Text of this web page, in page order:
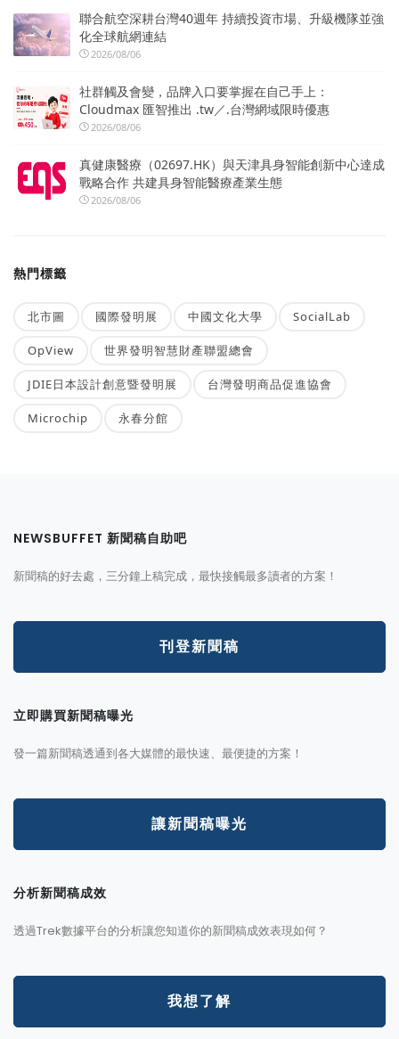
聯合航空深耕台灣40週年 持續投資市場、升級機隊並強
化全球航網連結
2026/08/06
社群觸及會變，品牌入口要掌握在自己手上：
Cloudmax 匯智推出 .tw／.台灣網域限時優惠
2026/08/06
真健康醫療（02697.HK）與天津具身智能創新中心達成
戰略合作 共建具身智能醫療產業生態
2026/08/06
熱門標籤
北市圖 國際發明展 中國文化大學 SocialLab
OpView 世界發明智慧財產聯盟總會
JDIE日本設計創意暨發明展 台灣發明商品促進協會
Microchip 永春分館
NEWSBUFFET 新聞稿自助吧
新聞稿的好去處，三分鐘上稿完成，最快接觸最多讀者的方案！
刊登新聞稿
立即購買新聞稿曝光
發一篇新聞稿透通到各大媒體的最快速、最便捷的方案！
讓新聞稿曝光
分析新聞稿成效
透過Trek數據平台的分析讓您知道你的新聞稿成效表現如何？
我想了解